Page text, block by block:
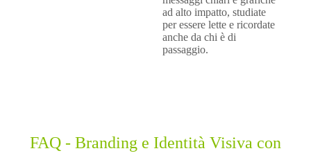
ad alto impatto, studiate
per essere lette e ricordate
anche da chi è di
passaggio.
FAQ - Branding e Identità Visiva con